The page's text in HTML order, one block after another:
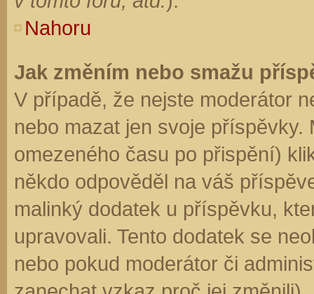
Nahoru
Jak změním nebo smažu
V případě, že nejste moderátor
nebo mazat jen svoje
omezeného času po přispění)
někdo odpověděl na váš
malinký dodatek u příspěvku,
upravovali. Tento dodatek se
nebo pokud moderátor či